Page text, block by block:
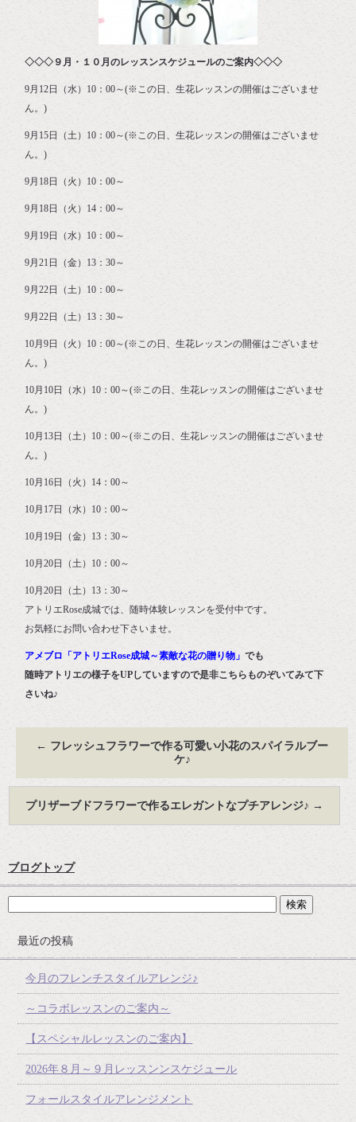
◇◇◇９月・１０月のレッスンスケジュールのご案内◇◇◇
9月12日（水）10：00～(※この日、生花レッスンの開催はございませ
ん。)
9月15日（土）10：00～(※この日、生花レッスンの開催はございませ
ん。)
9月18日（火）10：00～
9月18日（火）14：00～
9月19日（水）10：00～
9月21日（金）13：30～
9月22日（土）10：00～
9月22日（土）13：30～
10月9日（火）10：00～(※この日、生花レッスンの開催はございませ
ん。)
10月10日（水）10：00～(※この日、生花レッスンの開催はございませ
ん。)
10月13日（土）10：00～(※この日、生花レッスンの開催はございませ
ん。)
10月16日（火）14：00～
10月17日（水）10：00～
10月19日（金）13：30～
10月20日（土）10：00～
10月20日（土）13：30～
アトリエRose成城では、随時体験レッスンを受付中です。
お気軽にお問い合わせ下さいませ。
アメブロ「アトリエRose成城～素敵な花の贈り物」でも
随時アトリエの様子をUPしていますので是非こちらものぞいてみて下
さいね♪
← フレッシュフラワーで作る可愛い小花のスパイラルブー
ケ♪
プリザーブドフラワーで作るエレガントなプチアレンジ♪ →
ブログトップ
最近の投稿
今月のフレンチスタイルアレンジ♪
～コラボレッスンのご案内～
【スペシャルレッスンのご案内】
2026年８月～９月レッスンンスケジュール
フォールスタイルアレンジメント